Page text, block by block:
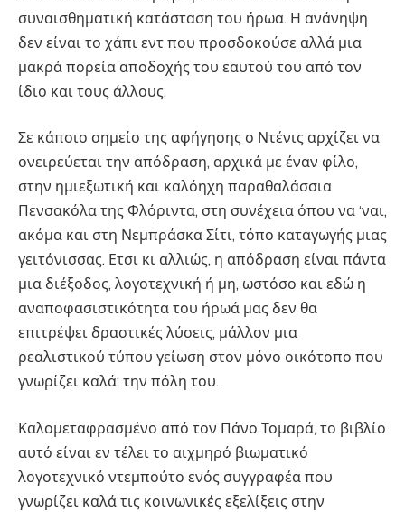
συναισθηματική κατάσταση του ήρωα. Η ανάνηψη
δεν είναι το χάπι εντ που προσδοκούσε αλλά μια
μακρά πορεία αποδοχής του εαυτού του από τον
ίδιο και τους άλλους.
Σε κάποιο σημείο της αφήγησης ο Ντένις αρχίζει να
ονειρεύεται την απόδραση, αρχικά με έναν φίλο,
στην ημιεξωτική και καλόηχη παραθαλάσσια
Πενσακόλα της Φλόριντα, στη συνέχεια όπου να ‘ναι,
ακόμα και στη Νεμπράσκα Σίτι, τόπο καταγωγής μιας
γειτόνισσας. Ετσι κι αλλιώς, η απόδραση είναι πάντα
μια διέξοδος, λογοτεχνική ή μη, ωστόσο και εδώ η
αναποφασιστικότητα του ήρωά μας δεν θα
επιτρέψει δραστικές λύσεις, μάλλον μια
ρεαλιστικού τύπου γείωση στον μόνο οικότοπο που
γνωρίζει καλά: την πόλη του.
Καλομεταφρασμένο από τον Πάνο Τομαρά, το βιβλίο
αυτό είναι εν τέλει το αιχμηρό βιωματικό
λογοτεχνικό ντεμπούτο ενός συγγραφέα που
γνωρίζει καλά τις κοινωνικές εξελίξεις στην